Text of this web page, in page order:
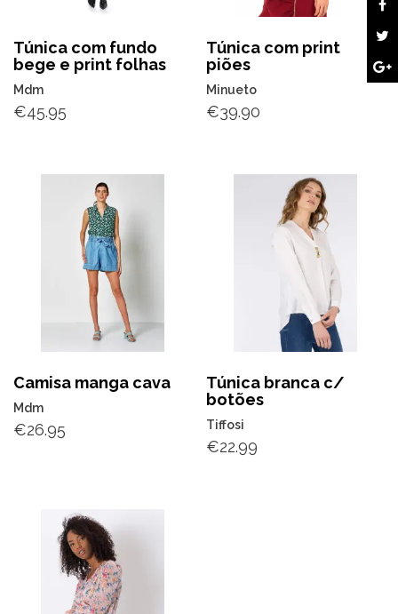
Túnica com fundo
bege e print folhas
Mdm
€45.95
Túnica com print
piões
Minueto
€39.90
Camisa manga cava
Mdm
€26.95
Túnica branca c/
botões
Tiffosi
€22.99